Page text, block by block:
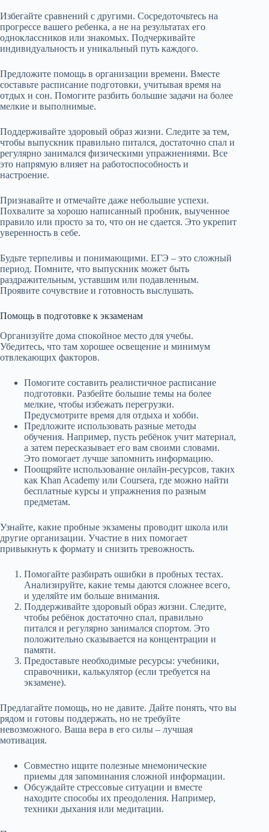
Избегайте сравнений с другими. Сосредоточьтесь на
прогрессе вашего ребенка, а не на результатах его
одноклассников или знакомых. Подчеркивайте
индивидуальность и уникальный путь каждого.
Предложите помощь в организации времени. Вместе
составьте расписание подготовки, учитывая время на
отдых и сон. Помогите разбить большие задачи на более
мелкие и выполнимые.
Поддерживайте здоровый образ жизни. Следите за тем,
чтобы выпускник правильно питался, достаточно спал и
регулярно занимался физическими упражнениями. Все
это напрямую влияет на работоспособность и
настроение.
Признавайте и отмечайте даже небольшие успехи.
Похвалите за хорошо написанный пробник, выученное
правило или просто за то, что он не сдается. Это укрепит
уверенность в себе.
Будьте терпеливы и понимающими. ЕГЭ – это сложный
период. Помните, что выпускник может быть
раздражительным, уставшим или подавленным.
Проявите сочувствие и готовность выслушать.
Помощь в подготовке к экзаменам
Организуйте дома спокойное место для учебы.
Убедитесь, что там хорошее освещение и минимум
отвлекающих факторов.
Помогите составить реалистичное расписание
подготовки. Разбейте большие темы на более
мелкие, чтобы избежать перегрузки.
Предусмотрите время для отдыха и хобби.
Предложите использовать разные методы
обучения. Например, пусть ребёнок учит материал,
а затем пересказывает его вам своими словами.
Это помогает лучше запомнить информацию.
Поощряйте использование онлайн-ресурсов, таких
как Khan Academy или Coursera, где можно найти
бесплатные курсы и упражнения по разным
предметам.
Узнайте, какие пробные экзамены проводит школа или
другие организации. Участие в них помогает
привыкнуть к формату и снизить тревожность.
Помогайте разбирать ошибки в пробных тестах.
Анализируйте, какие темы даются сложнее всего,
и уделяйте им больше внимания.
Поддерживайте здоровый образ жизни. Следите,
чтобы ребёнок достаточно спал, правильно
питался и регулярно занимался спортом. Это
положительно сказывается на концентрации и
памяти.
Предоставьте необходимые ресурсы: учебники,
справочники, калькулятор (если требуется на
экзамене).
Предлагайте помощь, но не давите. Дайте понять, что вы
рядом и готовы поддержать, но не требуйте
невозможного. Ваша вера в его силы – лучшая
мотивация.
Совместно ищите полезные мнемонические
приемы для запоминания сложной информации.
Обсуждайте стрессовые ситуации и вместе
находите способы их преодоления. Например,
техники дыхания или медитации.